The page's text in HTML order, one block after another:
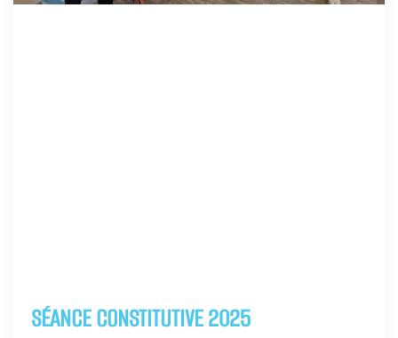
SÉANCE CONSTITUTIVE 2025